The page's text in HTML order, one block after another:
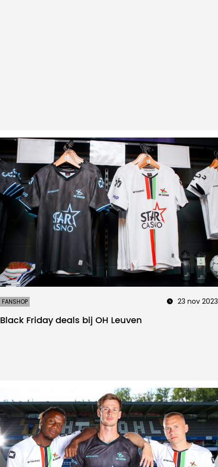
FANSHOP 23 nov 2023
Black Friday deals bij OH Leuven